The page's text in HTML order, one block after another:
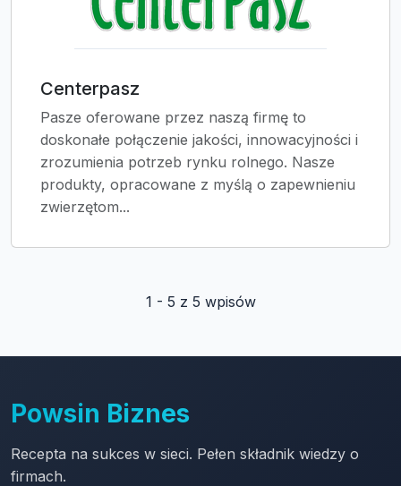
Centerpasz
Pasze oferowane przez naszą firmę to
doskonałe połączenie jakości, innowacyjności i
zrozumienia potrzeb rynku rolnego. Nasze
produkty, opracowane z myślą o zapewnieniu
zwierzętom...
1 - 5 z 5 wpisów
Powsin Biznes
Recepta na sukces w sieci. Pełen składnik wiedzy o
firmach.